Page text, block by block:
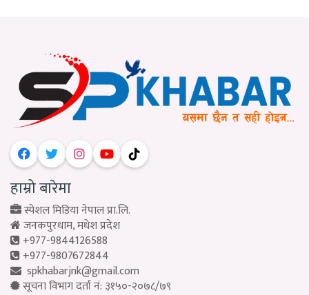
हाम्रो बारेमा
स्पेशल मिडिया नेपाल प्रा.लि.
जनकपुरधाम, मधेश प्रदेश
+977-9844126588
+977-9807672844
spkhabarjnk@gmail.com
सूचना विभाग दर्ता नं: ३१५०-२०७८/७९